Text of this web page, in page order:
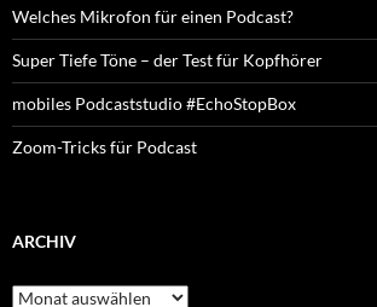
Welches Mikrofon für einen Podcast?
Super Tiefe Töne – der Test für Kopfhörer
mobiles Podcaststudio #EchoStopBox
Zoom-Tricks für Podcast
ARCHIV
Archiv